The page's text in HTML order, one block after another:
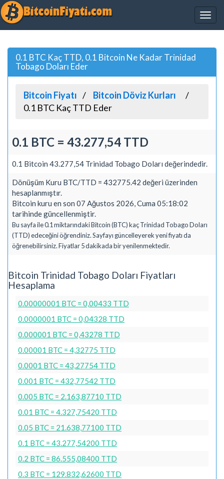
0.1 BTC Kaç TTD, 0.1 Bitcoin Ne Kadar Trinidad
Tobago Doları Eder
Bitcoin Fiyatı
Bitcoin Döviz Kurları
0.1 BTC Kaç TTD Eder
0.1 BTC = 43.277,54 TTD
0.1 Bitcoin 43.277,54 Trinidad Tobago Doları değerindedir.
Dönüşüm Kuru BTC/TTD = 432775.42 değeri üzerinden
hesaplanmıştır.
Bitcoin kuru en son 07 Ağustos 2026, Cuma 05:18:02
tarihinde güncellenmiştir.
Bu sayfa ile 0.1 miktarındaki Bitcoin (BTC) kaç Trinidad Tobago Doları
(TTD) edeceğini öğrendiniz. Sayfayı güncelleyerek yeni fiyatı da
öğrenebilirsiniz. Fiyatlar 5 dakikada bir yenilenmektedir.
Bitcoin Trinidad Tobago Doları Fiyatları
Hesaplama
0.00000001 BTC = 0,00433 TTD
0.0000001 BTC = 0,04328 TTD
0.000001 BTC = 0,43278 TTD
0.00001 BTC = 4,32775 TTD
0.0001 BTC = 43,27754 TTD
0.001 BTC = 432,77542 TTD
0.005 BTC = 2.163,87710 TTD
0.01 BTC = 4.327,75420 TTD
0.05 BTC = 21.638,77100 TTD
0.1 BTC = 43.277,54200 TTD
0.2 BTC = 86.555,08400 TTD
0.3 BTC = 129.832,62600 TTD